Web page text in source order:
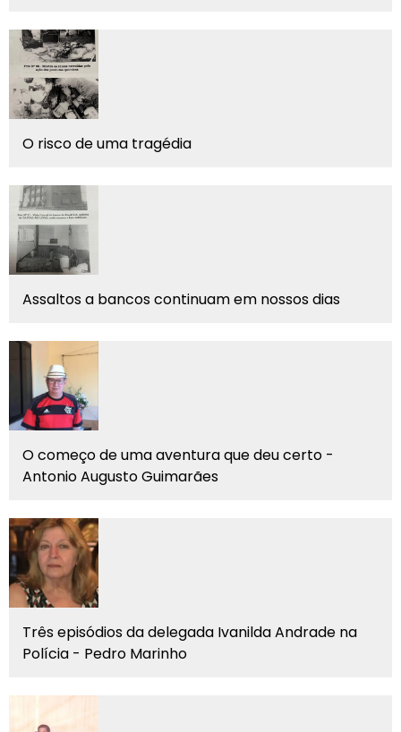
O risco de uma tragédia
Assaltos a bancos continuam em nossos dias
O começo de uma aventura que deu certo -
Antonio Augusto Guimarães
Três episódios da delegada Ivanilda Andrade na
Polícia - Pedro Marinho